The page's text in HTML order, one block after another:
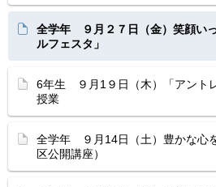
全学年 ９月２７日（金）笑顔い
ルフェスタ」
6年生 ９月1９日（木）「アント
授業
全学年 ９月14日（土）豊かな心
区公開講座）